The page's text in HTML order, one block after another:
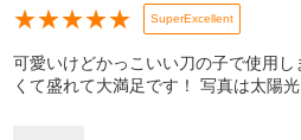
★★★★★ SuperExcellent
可愛いけどかっこいい刀の子で使用
くて盛れて大満足です！ 写真は太陽